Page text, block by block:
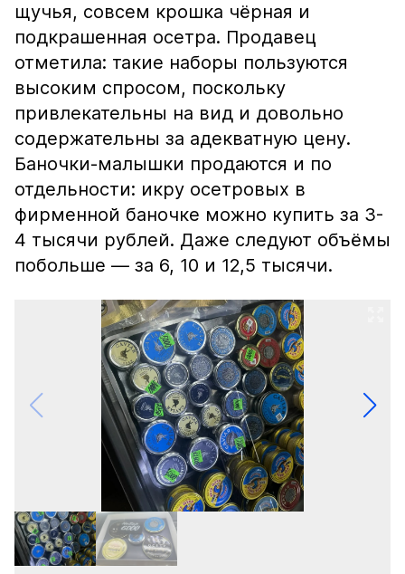
щучья, совсем крошка чёрная и
подкрашенная осетра. Продавец
отметила: такие наборы пользуются
высоким спросом, поскольку
привлекательны на вид и довольно
содержательны за адекватную цену.
Баночки-малышки продаются и по
отдельности: икру осетровых в
фирменной баночке можно купить за 3-
4 тысячи рублей. Даже следуют объёмы
побольше — за 6, 10 и 12,5 тысячи.